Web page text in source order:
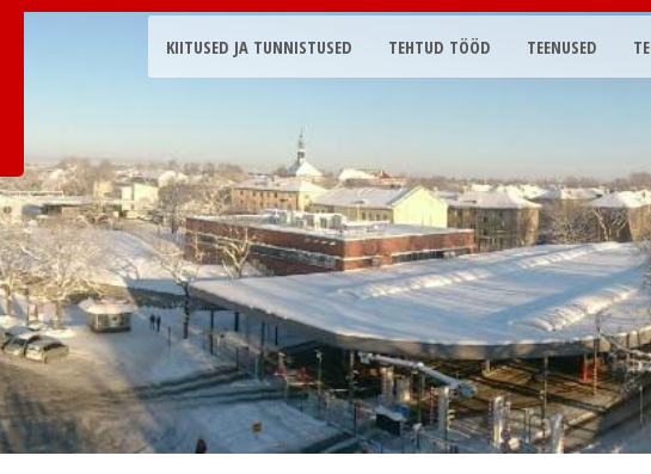
KIITUSED JA TUNNISTUSED TEHTUD TÖÖD TEENUSED